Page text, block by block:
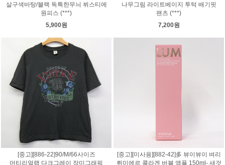
살구색바탕/블랙 독특한무늬 뷔스티에
원피스 (***)
5,900원
나무그림 라이트베이지 투턱 배기핏
팬츠 (***)
7,200원
[중고][886-22]90/M/66사이즈
머티리얼랩 다크그레이 장미그래픽
[중고][미사용][882-42]多 뷰이뷰이 벼리
뤼미에르 콜라겐 버블 앰플 150ml- 새것